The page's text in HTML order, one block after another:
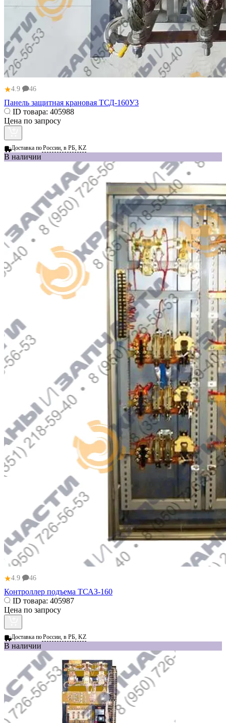
★4.9 46
Панель защитная крановая ТСД-160У3
ID товара: 405988
Цена по запросу
Доставка поРоссии, в РБ, KZ
В наличии
★4.9 46
Контроллер подъема ТСАЗ-160
ID товара: 405987
Цена по запросу
Доставка поРоссии, в РБ, KZ
В наличии